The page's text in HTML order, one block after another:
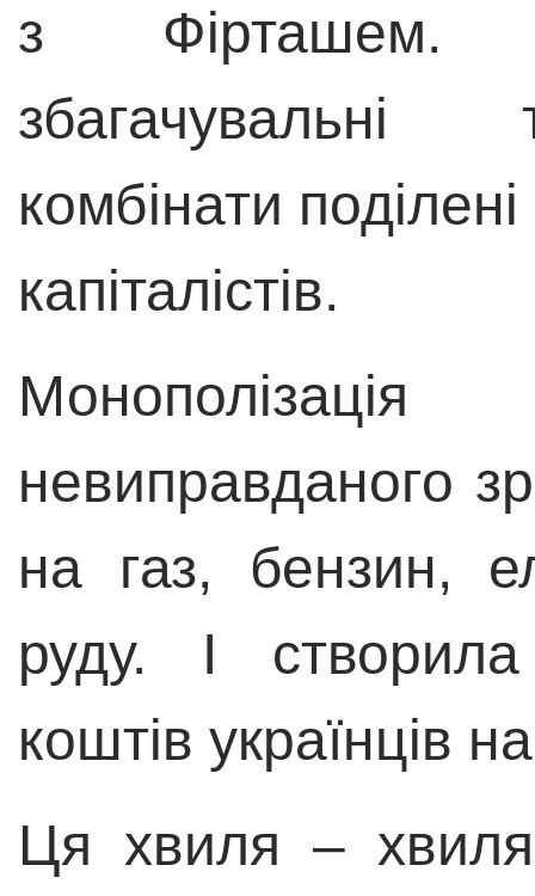
з Фірташем.
збагачувальні
комбінати
капіталістів.
невиправданого
на газ, бензин,
руду. І
коштів українців
Ця хвиля – хвиля